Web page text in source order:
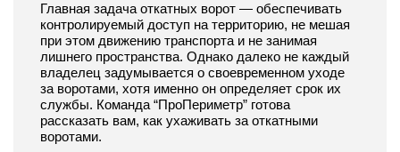
Главная задача откатных ворот — обеспечивать
контролируемый доступ на территорию, не мешая
при этом движению транспорта и не занимая
лишнего пространства. Однако далеко не каждый
владелец задумывается о своевременном уходе
за воротами, хотя именно он определяет срок их
службы. Команда “ПроПериметр” готова
рассказать вам, как ухаживать за откатными
воротами.